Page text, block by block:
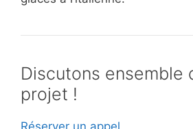
Discutons ensemble
projet !
Réserver un appel